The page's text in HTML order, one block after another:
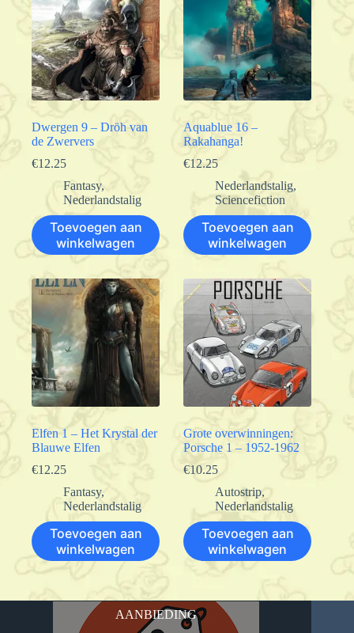
Dwergen 9 – Dröh van
de Zwervers
€12.25
Fantasy,
Nederlandstalig
Toevoegen aan
winkelwagen
Aquablue 16 –
Rakahanga!
€12.25
Nederlandstalig,
Sciencefiction
Toevoegen aan
winkelwagen
Elfen 1 – Het Krystal der
Blauwe Elfen
€12.25
Fantasy,
Nederlandstalig
Toevoegen aan
winkelwagen
Grote overwinningen:
Porsche 1 – 1952-1962
€10.25
Autostrip,
Nederlandstalig
Toevoegen aan
winkelwagen
AANBIEDING